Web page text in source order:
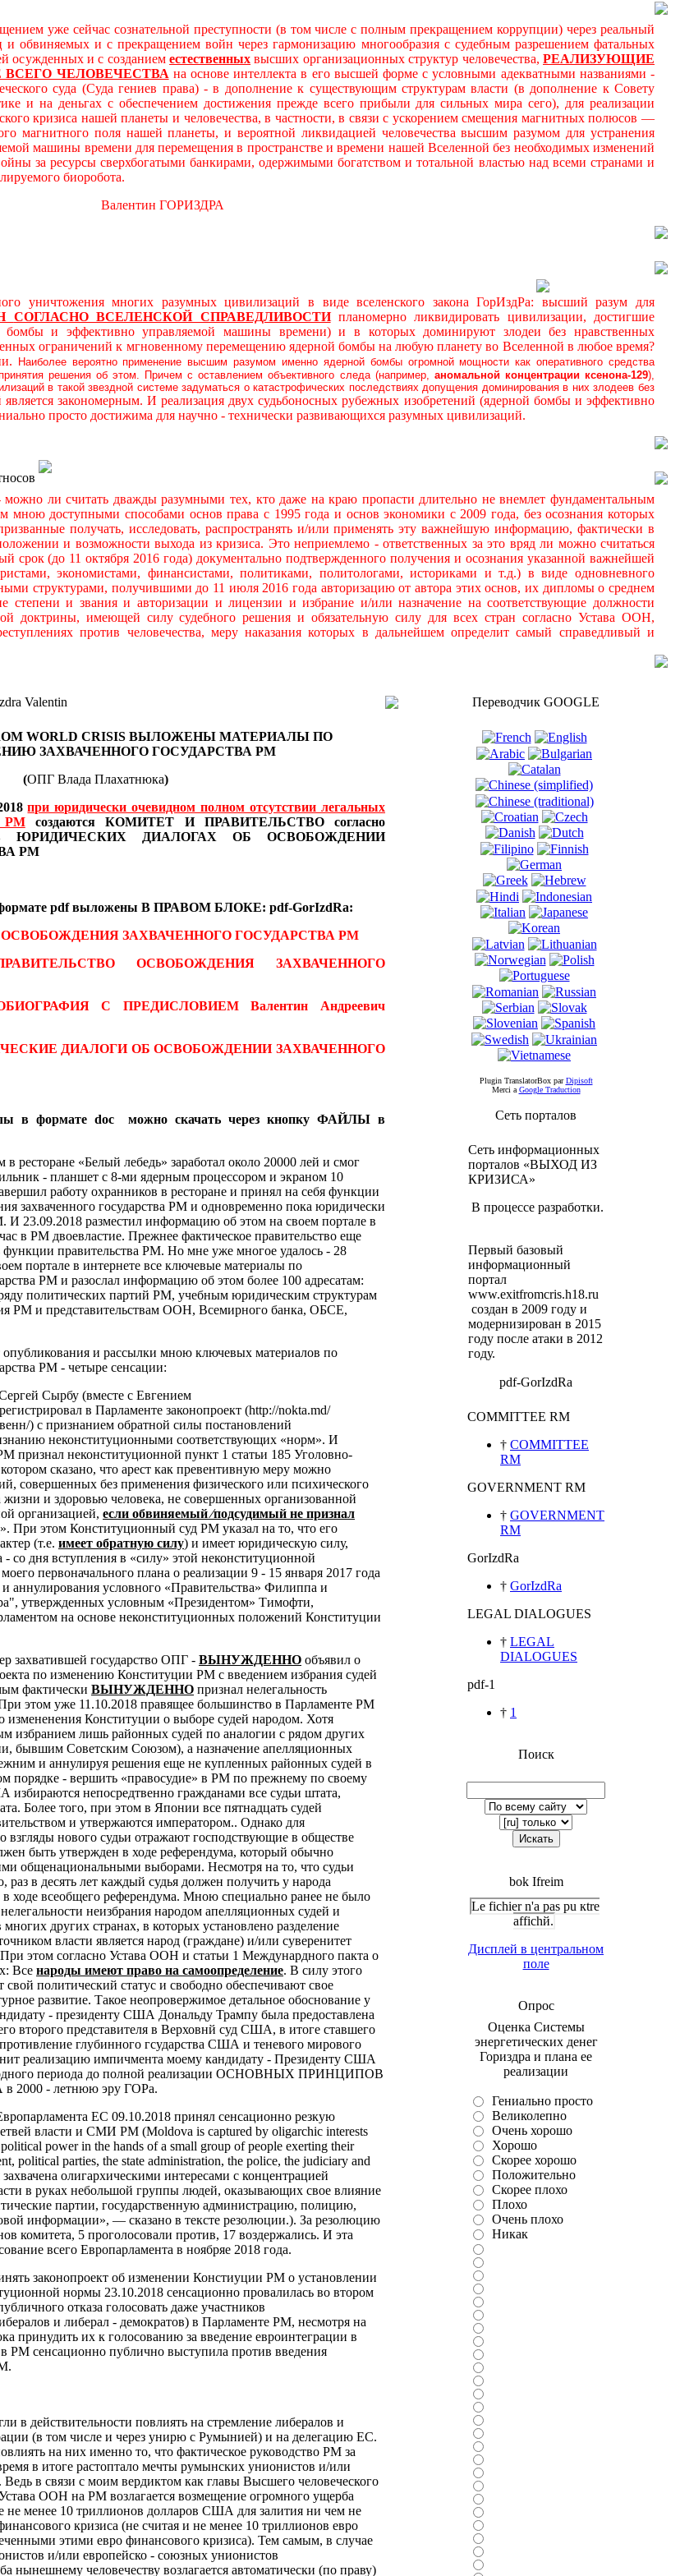
уже сейчас сознательной преступности (в том числе с полным прекращением коррупции) через реальный
и обвиняемых и с прекращением войн через гармонизацию многообразия с судебным разрешением фатальных
осужденных и с созданиеместественных высших организационных структур человечества,РЕАЛИЗУЮЩИЕ
ЧЕЛОВЕЧЕСТВА на основе интеллекта в его высшей форме с условными адекватными названиями -
суда (Суда гениев права) - в дополнение к существующим структурам власти (в дополнение к Совету
и на деньгах с обеспечением достижения прежде всего прибыли для сильных мира сего), для реализации
кризиса нашей планеты и человечества, в частности, в связи с ускорением смещения магнитных полюсов —
магнитного поля нашей планеты, и вероятной ликвидацией человечества высшим разумом для устранения
машины времени для перемещения в пространстве и времени нашей Вселенной без необходимых изменений
за ресурсы сверхбогатыми банкирами, одержимыми богатством и тотальной властью над всеми странами и
биоробота.
ГОРИЗДРА
многих разумных цивилизаций в виде вселенского закона ГорИздРа: высший разум для
СОГЛАСНО ВСЕЛЕНСКОЙ СПРАВЕДЛИВОСТИпланомерно ликвидировать цивилизации, достигшие
бомбы и эффективно управляемой машины времени) и в которых доминируют злодеи без нравственных
ограничений к мгновенному перемещению ядерной бомбы на любую планету во Вселенной в любое время?
Наиболее вероятно применение высшим разумом именно ядерной бомбы огромной мощности как оперативного средства
решения об этом. Причем с оставлением объективного следа (например, аномальной концентрации ксенона-129),
в такой звездной системе задуматься о катастрофических последствиях допущения доминирования в них злодеев без
закономерным. И реализация двух судьбоносных рубежных изобретений (ядерной бомбы и эффективно
просто достижима для научно - технически развивающихся разумных цивилизаций.
ли считать дважды разумными тех, кто даже на краю пропасти длительно не внемлет фундаментальным
мною доступными способами основ права с 1995 года и основ экономики с 2009 года, без осознания которых
получать, исследовать, распространять и/или применять эту важнейшую информацию, фактически в
и возможности выхода из кризиса. Это неприемлемо - ответственных за это вряд ли можно считаться
(до 11 октября 2016 года) документально подтвержденного получения и осознания указанной важнейшей
экономистами, финансистами, политиками, политологами, историками и т.д.) в виде одновневного
структурами, получившими до 11 июля 2016 года авторизацию от автора этих основ, их дипломы о среднем
степени и звания и авторизации и лицензии и избрание и/или назначение на соответствующие должности
доктрины, имеющей силу судебного решения и обязательную силу для всех стран согласно Устава ООН,
против человечества, меру наказания которых в дальнейшем определит самый справедливый и
Valentin
WORLD CRISIS ВЫЛОЖЕНЫ МАТЕРИАЛЫ ПО
ЗАХВАЧЕННОГО ГОСУДАРСТВА РМ
(ОПГ Влада Плахатнюка)
при юридически очевидном полном отсутствии легальных
РМ
создаютсяКОМИТЕТ И ПРАВИТЕЛЬСТВО согласно
в ЮРИДИЧЕСКИХ ДИАЛОГАХ ОБ ОСВОБОЖДЕНИИ
РМ
pdfвыложены В ПРАВОМ БЛОКЕ: pdf-GorIzdRa:
ЗАХВАЧЕННОГО ГОСУДАРСТВА РМ
ОСВОБОЖДЕНИЯ ЗАХВАЧЕННОГО
С ПРЕДИСЛОВИЕМВалентин Андреевич
ДИАЛОГИ ОБ ОСВОБОЖДЕНИИ ЗАХВАЧЕННОГО
в формате doc можно скачать через кнопку ФАЙЛЫ в
ресторане «Белый лебедь» заработал около 20000 лей и смог
- планшет с 8-ми ядерным процессором и экраном 10
работу охранников в ресторане и принял на себя функции
захваченного государства РМ и одновременно пока юридически
23.09.2018 разместил информацию об этом на своем портале в
в РМ двоевластие. Прежнее фактическое правительство еще
функции правительства РМ. Но мне уже многое удалось - 28
портале в интернете все ключевые материалы по
РМ и разослал информацию об этом более 100 адресатам:
политических партий РМ, учебным юридическим структурам
РМ и представительствам ООН, Всемирного банка, ОБСЕ,
и рассылки мною ключевых материалов по
РМ - четыре сенсации:
Сырбу (вместе с Евгением
в Парламенте законопроект (http://nokta.md/
) с признанием обратной силы постановлений
неконституционными соответствующих «норм». И
признал неконституционной пункт 1 статьи 185 Уголовно-
сказано, что арест как превентивную меру можно
совершенных без применения физического или психического
и здоровью человека, не совершенных организованной
организацией, если обвиняемый ⁄подсудимый не признал
». При этом Конституционный суд РМ указал на то, что его
(т.е. имеет обратную силу) и имеет юридическую силу,
- со дня вступления в «силу» этой неконституционной
первоначального плана о реализации 9 - 15 января 2017 года
аннулирования условного «Правительства» Филиппа и
утвержденных условным «Президентом» Тимофти,
на основе неконституционных положений Конституции
захватившей государство ОПГ - ВЫНУЖДЕННО объявил о
по изменению Конституции РМ с введением избрания судей
фактически ВЫНУЖДЕННО признал нелегальность
этом уже 11.10.2018 правящее большинство в Парламенте РМ
измененения Конституции о выборе судей народом. Хотя
избранием лишь районных судей по аналогии с рядом других
бывшим Советским Союзом), а назначение апелляционных
и аннулируя решения еще не купленных районных судей в
порядке - вершить «правосудие» в РМ по прежнему по своему
непосредтвенно гражданами все судьи штата,
Более того, при этом в Японии все пятнадцать судей
и утвержаются императором.. Однако для
взгляды нового судьи отражают господствующие в обществе
быть утвержден в ходе референдума, который обычно
общенациональными выборами. Несмотря на то, что судьи
в десять лет каждый судья должен получить у народа
ходе всеобщего референдума. Мною специально ранее не было
неизбрания народом апелляционных судей и
других странах, в которых установлено разделение
власти является народ (граждане) и/или суверенитет
этом согласно Устава ООН и статьи 1 Междунардного пакта о
Все народы имеют право на самоопределение. В силу этого
политический статус и свободно обеспечивают свое
развитие. Такое неопровержимое детальное обоснование у
- президенту США Дональду Трампу была предоставлена
второго представителя в Верховнй суд США, в итоге ставшего
глубинного гсударства США и теневого мирового
реализацию импичмента моему кандидату - Президенту США
периода до полной реализации ОСНОВНЫХ ПРИНЦИПОВ
- летнюю эру ГОРа.
ЕС 09.10.2018 принял сенсационно резкую
власти и СМИ РМ (Moldova is captured by oligarchic interests
power in the hands of a small group of people exerting their
political parties, the state administration, the police, the judiciary and
олигархическими интересами с концентрацией
в руках небольшой группы людей, оказывающих свое влияние
партии, государственную администрацию, полицию,
информации», — сказано в тексте резолюции.). За резолюцию
комитета, 5 проголосовали против, 17 воздержались. И эта
всего Европарламента в ноябряе 2018 года.
законопроект об изменении Констиуции РМ о установлении
нормы 23.10.2018 сенсационно провалилась во втором
отказа голосовать даже участников
и либерал - демократов) в Парламенте РМ, несмотря на
принудить их к голосованию за введение евроинтеграции в
РМ сенсационно публично выступила против введения
в действительности повлиять на стремление либералов и
(в том числе и через унирю с Румынией) и на делегацию ЕС.
на них именно то, что фактическое руководство РМ за
в итоге растоптало мечты румынских унионистов и/или
Ведь в связи с моим вердиктом как главы Высшего человеческого
Устава ООН на РМ возлагается возмещение огромного ущерба
не менее 10 триллионов долларов США для залития ни чем не
кризиса (не считая и не менее 10 триллионов евро
этими евро финансового кризиса). Тем самым, в случае
и/или европейско - союзных унионистов
нынешнему человечеству возлагается автоматически (по праву)
Переводчик GOOGLE
Plugin TranslatorBox parDipisoft
Merci а Google Traduction
Сеть порталов
Сеть информационных
порталов «ВЫХОД ИЗ
КРИЗИСА»
В процессе разработки.
Первый базовый
информационный
портал
www.exitfromcris.h18.ru
создан в 2009 году и
модернизирован в 2015
году после атаки в 2012
году.
pdf-GorIzdRa
COMMITTEE RM
† COMMITTEE
RM
GOVERNMENT RM
† GOVERNMENT
RM
GorIzdRa
† GorIzdRa
LEGAL DIALOGUES
† LEGAL
DIALOGUES
pdf-1
† 1
Поиск
Искать
bok Ifreim
Le fichier n'a pas pu кtre
affichй.
Дисплей в центральном
поле
Опрос
Оценка Системы
энергетических денег
Гориздра и плана ее
реализации
Гениально просто
Великолепно
Очень хорошо
Хорошо
Скорее хорошо
Положительно
Скорее плохо
Плохо
Очень плохо
Никак